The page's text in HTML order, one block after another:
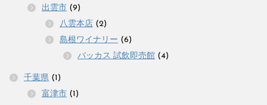
出雲市 (9)
八雲本店 (2)
島根ワイナリー (6)
バッカス 試飲即売館 (4)
千葉県 (1)
富津市 (1)